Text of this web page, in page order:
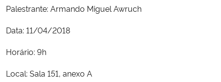
Ministério do Desenvolvimento Regional
Controladoria-Geral da União
Palestrante: Armando Miguel Awruch
Data: 11/04/2018
Horário: 9h
Local: Sala 151, anexo A